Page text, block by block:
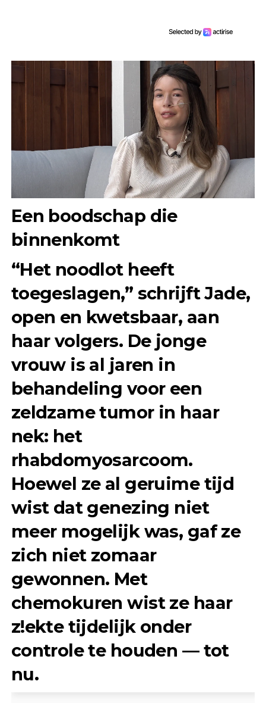
Een boodschap die
binnenkomt
“Het noodlot heeft
toegeslagen,” schrijft Jade,
open en kwetsbaar, aan
haar volgers. De jonge
vrouw is al jaren in
behandeling voor een
zeldzame tumor in haar
nek: het
rhabdomyosarcoom.
Hoewel ze al geruime tijd
wist dat genezing niet
meer mogelijk was, gaf ze
zich niet zomaar
gewonnen. Met
chemokuren wist ze haar
z!ekte tijdelijk onder
controle te houden — tot
nu.